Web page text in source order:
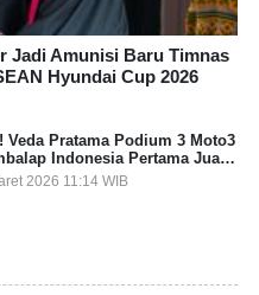
Jadi Amunisi Baru Timnas
Hyundai Cup 2026
Veda Pratama Podium 3 Moto3
Indonesia Pertama Juara
2026 11:14 WIB